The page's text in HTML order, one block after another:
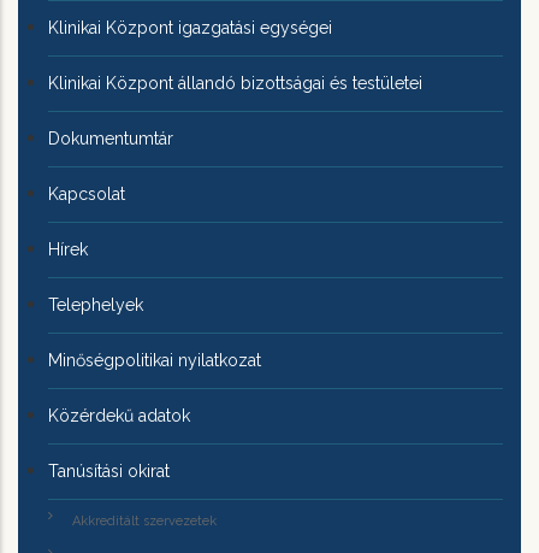
Klinikai Központ igazgatási egységei
Klinikai Központ állandó bizottságai és testületei
Dokumentumtár
Kapcsolat
Hírek
Telephelyek
Minőségpolitikai nyilatkozat
Közérdekű adatok
Tanúsítási okirat
Akkreditált szervezetek